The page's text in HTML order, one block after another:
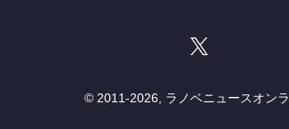
© 2011-2026, ラノベニュースオン